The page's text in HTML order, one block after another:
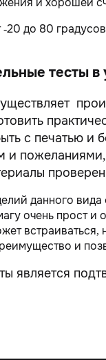
20 до 80
тесты в
с печатью и
данного вида
очень прост и
и
является